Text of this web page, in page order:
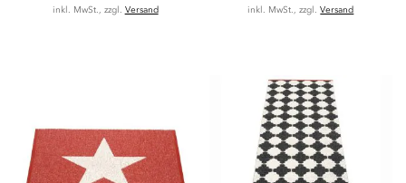
inkl. MwSt., zzgl. Versand inkl. MwSt., zzgl.Versand